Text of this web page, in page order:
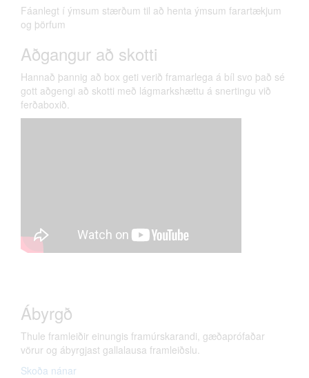
Fáanlegt í ýmsum stærðum til að henta ýmsum farartækjum
og þörfum
Aðgangur að skotti
Hannað þannig að box geti verið framarlega á bíl svo það sé
gott aðgengi að skotti með lágmarkshættu á snertingu við
ferðaboxið.
Ábyrgð
Thule framleiðir einungis framúrskarandi, gæðaprófaðar
vörur og ábyrgjast gallalausa framleiðslu.
Skoða nánar